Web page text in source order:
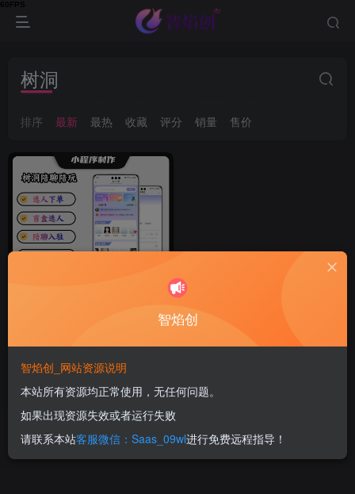
树洞
排序 最新 最热 收藏 评分 销量 售价
陪玩树洞公众号开发前端
uniapp后端php
RMB300
智焰创
智焰创_网站资源说明
本站所有资源均正常使用，无任何问题。
如果出现资源失效或者运行失败
请联系本站客服微信：Saas_09wl进行免费远程指导！